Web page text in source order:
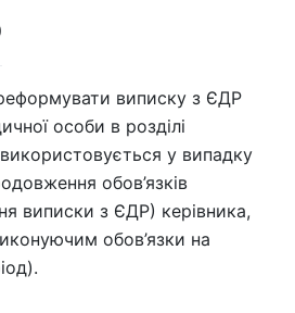
виписку з ЄДР
особи в розділі
у випадку
обов’язків
виписки з ЄДР) керівника,
обов’язки на